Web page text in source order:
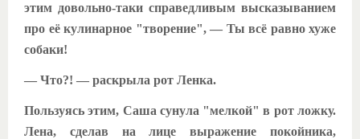
этим довольно-таки справедливым высказыванием
про её кулинарное "творение", — Ты всё равно хуже
собаки!
— Что?! — раскрыла рот Ленка.
Пользуясь этим, Саша сунула "мелкой" в рот ложку.
Лена, сделав на лице выражение покойника,